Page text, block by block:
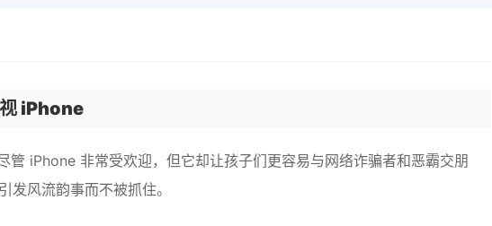
iPhone
管 iPhone 非常受欢迎，但它却让孩子们更容易与网络诈骗者和恶霸交朋
发风流韵事而不被抓住。